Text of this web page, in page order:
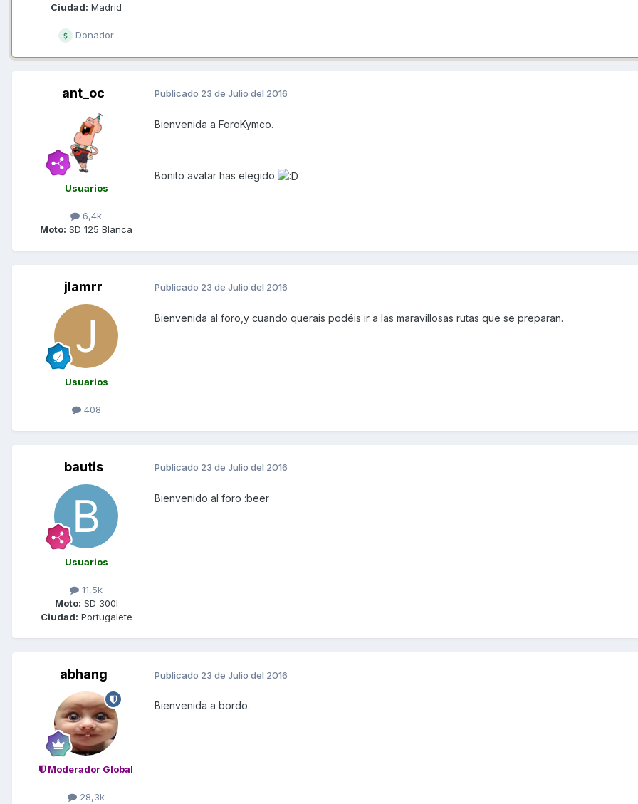
Ciudad: Madrid
Donador
ant_oc
Usuarios
6,4k
Moto: SD 125 Blanca
Publicado 23 de Julio del 2016
Bienvenida a ForoKymco.
Bonito avatar has elegido
jlamrr
Usuarios
408
Publicado 23 de Julio del 2016
Bienvenida al foro,y cuando querais podéis ir a las maravillosas rutas que se preparan.
bautis
Usuarios
11,5k
Moto: SD 300I
Ciudad: Portugalete
Publicado 23 de Julio del 2016
Bienvenido al foro :beer
abhang
Moderador Global
28,3k
Publicado 23 de Julio del 2016
Bienvenida a bordo.